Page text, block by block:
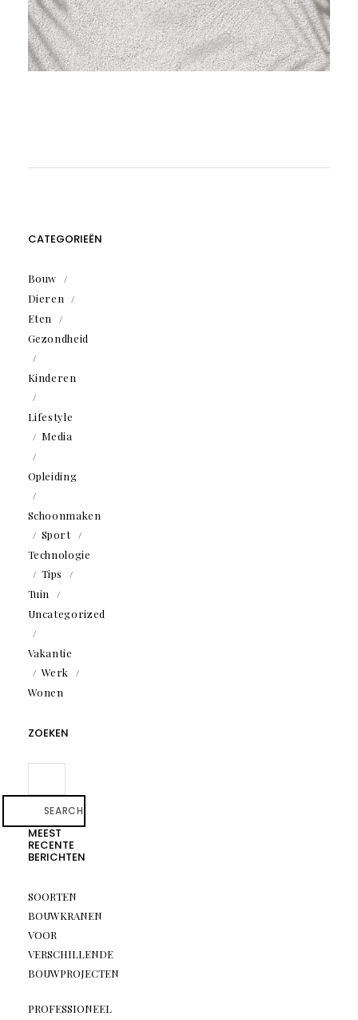
CATEGORIEËN
Bouw
Dieren
Eten
Gezondheid
Kinderen
Lifestyle
Media
Opleiding
Schoonmaken
Sport
Technologie
Tips
Tuin
Uncategorized
Vakantie
Werk
Wonen
ZOEKEN
SEARCH
MEEST
RECENTE
BERICHTEN
SOORTEN
BOUWKRANEN
VOOR
VERSCHILLENDE
BOUWPROJECTEN
PROFESSIONEEL